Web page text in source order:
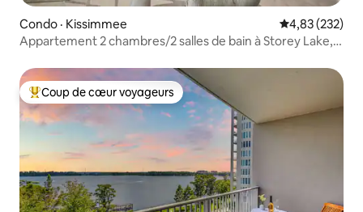
Condo · Kissimmee Note
4,83 (232)
Appartement 2 chambres/2 salles de bain à Storey Lake,
Coup de cœur voyageurs parmi les plus aimés
Coup de cœur voyageurs